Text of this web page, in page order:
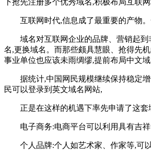
互联网时代,信息成了最重要的产物
域名对互联网企业的品牌、营销起
名,更换域名。而那些颇具慧眼、抢得先
事业单位也应该未雨绸缪,提前布局中文
据统计,中国网民规模继续保持稳定
民可以登录到英文域名网站,
正是在这样的机遇下率先申请了这
电子商务:电商平台可以利用具有吉
个人品牌:个人如艺术家、作家等,可